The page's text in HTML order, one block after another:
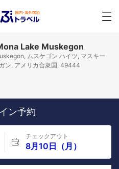
Lake Muskegon
ムスケゴン ハイツ, マスキー
ン, アメリカ合衆国, 49444
ン予約
チェックアウト
8月10日（月）